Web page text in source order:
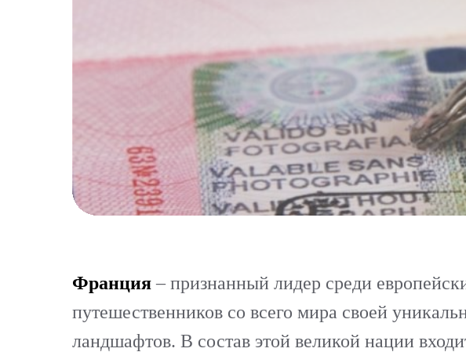
Франция– признанный лидер среди
путешественников со всего мира своей
ландшафтов. В состав этой великой нации